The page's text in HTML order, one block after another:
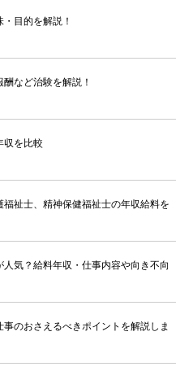
目的を解説！
など治験を解説！
収を比較
福祉士、精神保健福祉士の年収給料を
気？給料年収・仕事内容や向き不向
のおさえるべきポイントを解説しま